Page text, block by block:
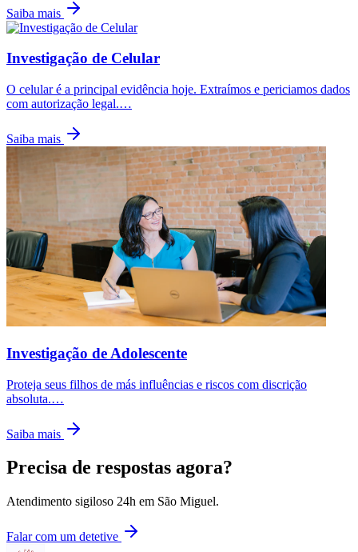
Saiba mais
Investigação de Celular
O celular é a principal evidência hoje. Extraímos e periciamos dados
com autorização legal.…
Saiba mais
Investigação de Adolescente
Proteja seus filhos de más influências e riscos com discrição
absoluta.…
Saiba mais
Precisa de respostas agora?
Atendimento sigiloso 24h em São Miguel.
Falar com um detetive